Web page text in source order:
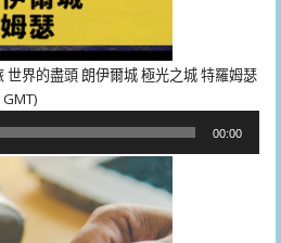
界的盡頭 朗伊爾城 極光之城 特羅姆瑟
00:00